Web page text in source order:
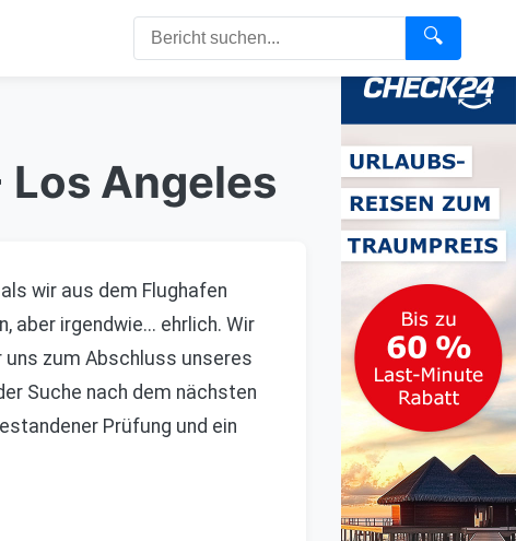
🔍
Angeles
wir aus dem Flughafen
aber irgendwie... ehrlich. Wir
zum Abschluss unseres
Suche nach dem nächsten
Prüfung und ein